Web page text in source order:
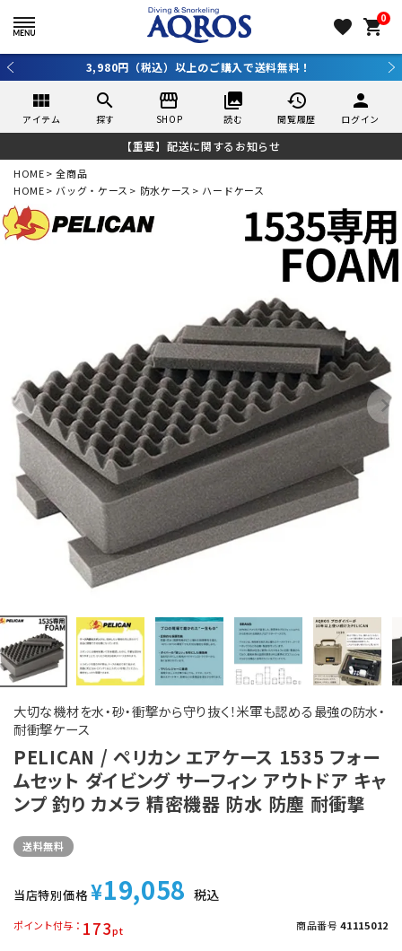
favorite 0
shopping_cart
3,980円（税込）以上のご購入で送料無料！
view_module
アイテム
search
探す
storefront
SHOP
collections
読む
history
閲覧履歴
person
ログイン
【重要】配送に関するお知らせ
HOME
全商品
HOME
バッグ・ケース 防水ケース ハードケース
大切な機材を水・砂・衝撃から守り抜く！米軍も認める最強の防水・
耐衝撃ケース
PELICAN / ペリカン エアケース 1535 フォー
ムセット ダイビング サーフィン アウトドア キャ
ンプ 釣り カメラ 精密機器 防水 防塵 耐衝撃
送料無料
当店特別価格 ¥19,058 税込
173
ポイント付与 商品番号 41115012